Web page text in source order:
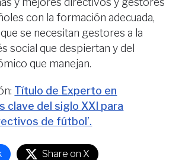
con la formación adecuada,
se necesitan gestores a la
social que despiertan y del
que manejan.
Título de Experto en
clave del siglo XXI para
de fútbol’.
Share on X